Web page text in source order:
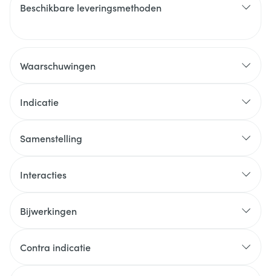
Beschikbare leveringsmethoden
Waarschuwingen
Indicatie
Samenstelling
Interacties
Bijwerkingen
Contra indicatie